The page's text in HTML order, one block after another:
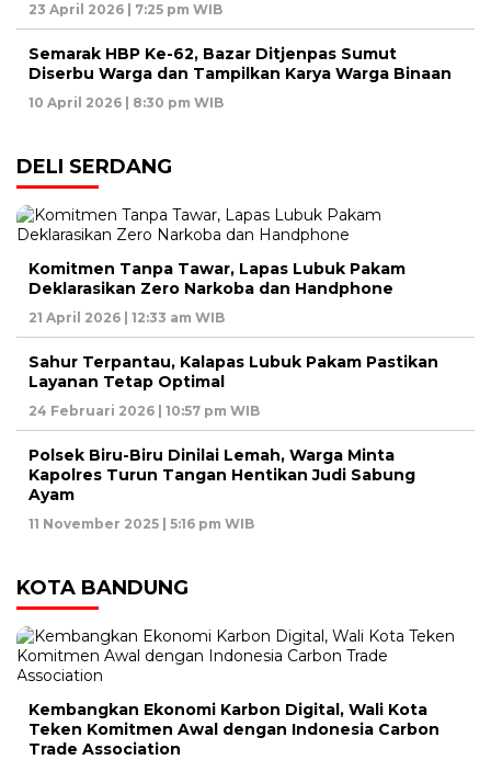
23 April 2026 | 7:25 pm WIB
Semarak HBP Ke-62, Bazar Ditjenpas Sumut
Diserbu Warga dan Tampilkan Karya Warga Binaan
10 April 2026 | 8:30 pm WIB
DELI SERDANG
Komitmen Tanpa Tawar, Lapas Lubuk Pakam
Deklarasikan Zero Narkoba dan Handphone
21 April 2026 | 12:33 am WIB
Sahur Terpantau, Kalapas Lubuk Pakam Pastikan
Layanan Tetap Optimal
24 Februari 2026 | 10:57 pm WIB
Polsek Biru-Biru Dinilai Lemah, Warga Minta
Kapolres Turun Tangan Hentikan Judi Sabung
Ayam
11 November 2025 | 5:16 pm WIB
KOTA BANDUNG
Kembangkan Ekonomi Karbon Digital, Wali Kota
Teken Komitmen Awal dengan Indonesia Carbon
Trade Association